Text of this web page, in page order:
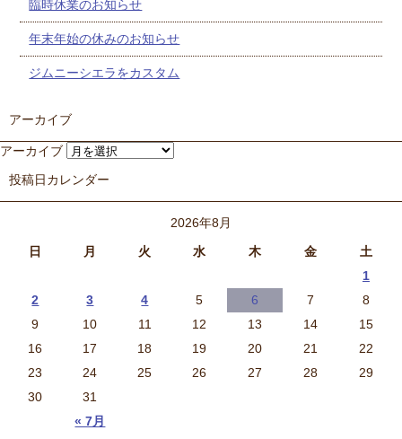
臨時休業のお知らせ
年末年始の休みのお知らせ
ジムニーシエラをカスタム
アーカイブ
アーカイブ
投稿日カレンダー
2026年8月
日
月 火 水 木 金 土
« 7月
1
2
3 4 5 6 7
8
9
10 11 12 13 14
15
16
17 18 19 20 21
22
23
24 25 26 27 28
29
30
31